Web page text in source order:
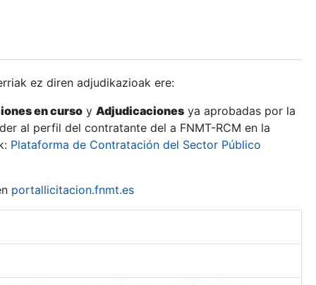
ez diren adjudikazioak ere:
en curso y Adjudicaciones ya aprobadas por la
al perfil del contratante del a FNMT-RCM en la
Plataforma de Contratación del Sector Público
portallicitacion.fnmt.es